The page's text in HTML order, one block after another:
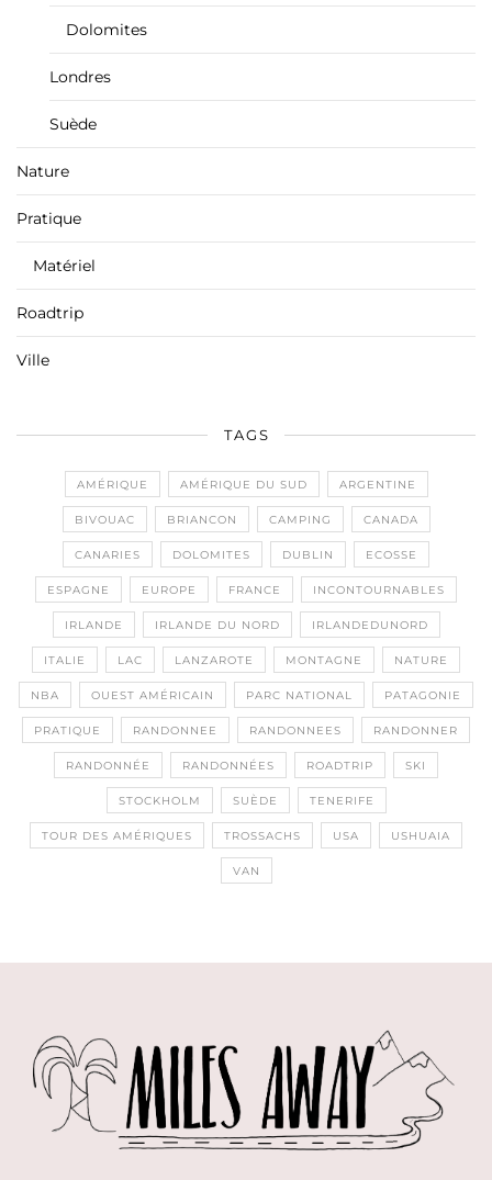
Dolomites
Londres
Suède
Nature
Pratique
Matériel
Roadtrip
Ville
TAGS
AMÉRIQUE AMÉRIQUE DU SUD ARGENTINE
BIVOUAC BRIANCON CAMPING CANADA
CANARIES DOLOMITES DUBLIN ECOSSE
ESPAGNE EUROPE FRANCE INCONTOURNABLES
IRLANDE IRLANDE DU NORD IRLANDEDUNORD
ITALIE LAC LANZAROTE MONTAGNE NATURE
NBA OUEST AMÉRICAIN PARC NATIONAL PATAGONIE
PRATIQUE RANDONNEE RANDONNEES RANDONNER
RANDONNÉE RANDONNÉES ROADTRIP SKI
STOCKHOLM SUÈDE TENERIFE
TOUR DES AMÉRIQUES TROSSACHS USA USHUAIA
VAN